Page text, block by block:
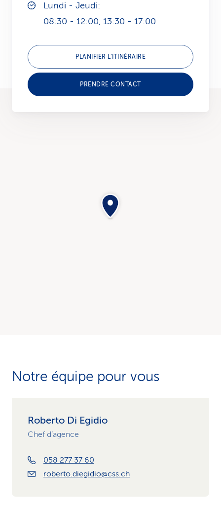
Lundi - Jeudi:
08:30 - 12:00, 13:30 - 17:00
PLANIFIER L’ITINÉRAIRE
PRENDRE CONTACT
Notre équipe pour vous
Roberto Di Egidio
Chef d’agence
058 277 37 60
roberto.diegidio@css.ch